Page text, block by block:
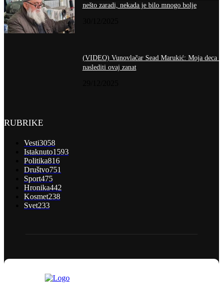
nešto zaradi, nekada je bilo mnogo bolje
(VIDEO) Vunovlačar Sead Marukić: Moja deca
naslediti ovaj zanat
RUBRIKE
Vesti3058
Istaknuto1593
Politika816
Društvo751
Sport475
Hronika442
Kosmet238
Svet233